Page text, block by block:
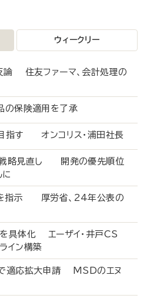
ウィークリー
論 住友ファーマ、会計処理の
品の保険適用を了承
指す オンコリス・浦田社長
戦略見直し 開発の優先順位
に
を指示 厚労省、24年公表の
具体化 エーザイ・井戸CS
イン構築
適応拡大申請 MSDのエヌ